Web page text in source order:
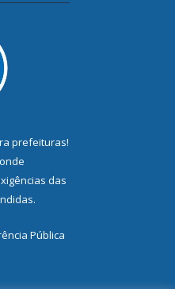
prefeituras!
das
Pública